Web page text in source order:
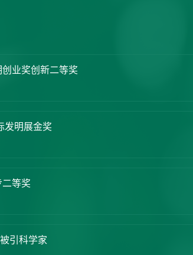
业奖创新二等奖
发明展金奖
等奖
引科学家